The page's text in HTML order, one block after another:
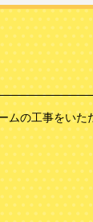
ムの工事をいた